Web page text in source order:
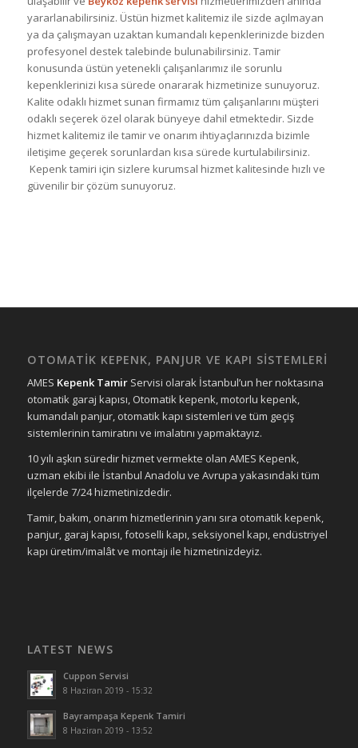
yararlanabilirsiniz. Üstün hizmet kalitemiz ile sizde açılmayan
ya da çalışmayan uzaktan kumandalı kepenklerinizde bizden
profesyonel destek talebinde bulunabilirsiniz. Tamir
konusunda üstün yetenekli çalışanlarımız ile sorunlu
kepenklerinizi kısa sürede onararak hizmetinize sunuyoruz.
Kalite odaklı hizmet sunan firmamız tüm çalışanlarını müşteri
odaklı seçerek özel olarak bünyeye dahil etmektedir. Sizde
hizmet kalitemiz ile tamir ve onarım ihtiyaçlarınızda bizimle
iletişime geçerek sorunlardan kısa sürede kurtulabilirsiniz.
Kepenk tamiri için sizlere kurumsal hizmet kalitesinde hızlı ve
güvenilir bir çözüm sunuyoruz.
OTOMATİK KEPENK, PANJUR VE KAPI SİSTEMLERİ
AMES Kepenk Tamir Servisi olarak İstanbul’un her noktasına
otomatik garaj kapısı, Otomatik kepenk, motorlu kepenk,
kumandalı panjur, otomatik kapı sistemleri ve tüm geçiş
sistemlerinin tamiratını ve imalatını yapmaktayız.
10 yılı aşkın süredir hizmet vermekte olan AMES Kepenk,
uzman ekibi ile İstanbul Anadolu ve Avrupa yakasındaki tüm
ilçelerde 7/24 hizmetinizdedir.
Tamir, bakım, onarım hizmetlerinin yanı sıra otomatik kepenk,
panjur, garaj kapısı, fotoselli kapı, seksiyonel kapı, endüstriyel
kapı üretim/imalât ve montajı ile hizmetinizdeyiz.
LATEST NEWS
Cuppon Servisi
8 Haziran 2019 - 15:32
Bayrampaşa Kepenk Tamiri
8 Haziran 2019 - 13:52